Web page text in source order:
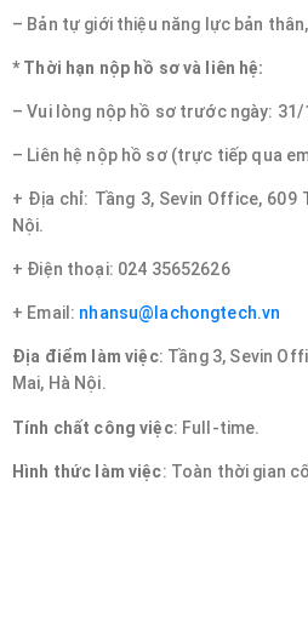
– Bản tự giới thiệu năng lực bản
* Thời hạn nộp hồ sơ và liên hệ:
– Vui lòng nộp hồ sơ trước ngày: 31/
– Liên hệ nộp hồ sơ (trực tiếp qua
+ Địa chỉ: Tầng 3, Sevin Office, 609
Nội.
+ Điện thoại: 024 35652626
+ Email: nhansu@lachongtech.vn
Địa điểm làm việc: Tầng 3, Sevin
Mai, Hà Nội.
Tính chất công việc: Full-time.
Hình thức làm việc: Toàn thời gian